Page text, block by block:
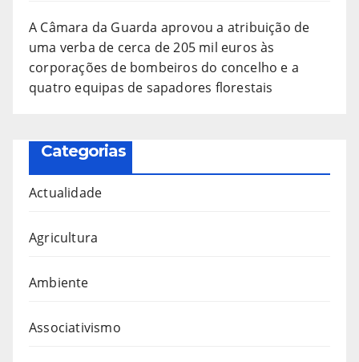
A Câmara da Guarda aprovou a atribuição de
uma verba de cerca de 205 mil euros às
corporações de bombeiros do concelho e a
quatro equipas de sapadores florestais
Categorias
Actualidade
Agricultura
Ambiente
Associativismo